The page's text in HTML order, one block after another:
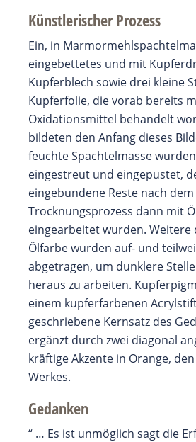
Künstlerischer Prozess
Ein, in
eingebettetes und mit
Kupferblech sowie drei kleine
Kupferfolie, die vorab bereits
Oxidationsmittel behandelt
bildeten den Anfang dieses
feuchte Spachtelmasse
eingestreut und eingepustet,
eingebundene Reste nach dem
Trocknungsprozess dann mit
eingearbeitet wurden. Weitere
Ölfarbe wurden auf- und
abgetragen, um dunklere
heraus zu arbeiten.
einem kupferfarbenen
geschriebene Kernsatz des
ergänzt durch zwei diagonal
kräftige Akzente in Orange,
Werkes.
Gedanken
“ … Es ist unmöglich sagt die